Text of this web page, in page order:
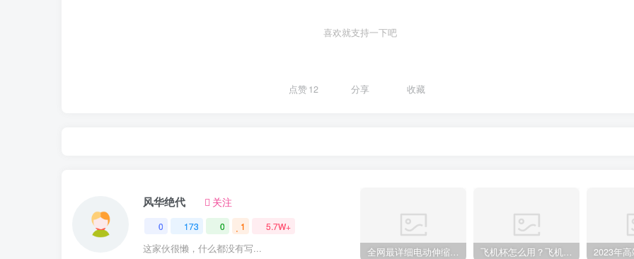
喜欢就支持一下吧
点赞12 分享 收藏
风华绝代 关注
0 173 0 1 5.7W+
这家伙很懒，什么都没有写... 全网最详细电动伸缩飞机杯大横评，电动飞机杯网销第一真的好？ 飞机杯怎么用？飞机杯使用视频教程